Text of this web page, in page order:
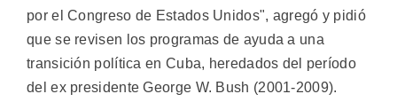
por el Congreso de Estados Unidos", agregó y pidió
que se revisen los programas de ayuda a una
transición política en Cuba, heredados del período
del ex presidente George W. Bush (2001-2009).